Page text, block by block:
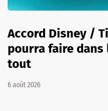
Accord Disney /
pourra faire dans
tout
6 août 2026